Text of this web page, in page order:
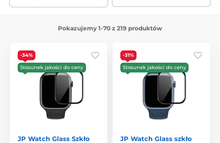
Pokazujemy 1-70 z 219 produktów
-34%
Stosunek jakości do ceny
JP Watch Glass Szkło
-31%
Stosunek jakości do ceny
JP Watch Glass szkło